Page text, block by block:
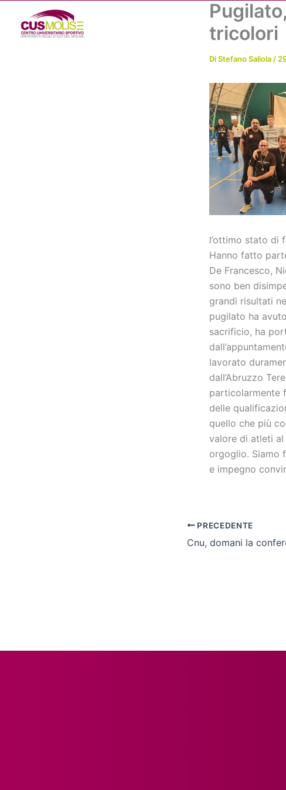
contenuto
tricolori
DiStefano Saliola /
l’ottimo stato di
Hanno fatto
De Francesco,
sono ben
grandi risultati
pugilato ha
sacrificio, ha
lavorato
dall’Abruzzo
particolarmente
delle
quello che più
valore di atleti
orgoglio. Siamo
e impegno
PRECEDENTE
Cnu, domani la